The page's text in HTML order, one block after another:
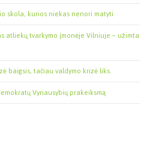
skola, kurios niekas nenori matyti
atliekų tvarkymo įmonėje Vilniuje – užimta
baigsis, tačiau valdymo krizė liks.
Vyriausybių prakeiksmą